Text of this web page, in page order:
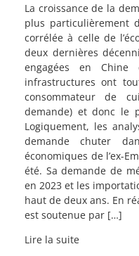
La croissance de la
plus particulièrement
corrélée à celle de
deux dernières
engagées en
infrastructures ont
consommateur de
demande) et donc le
Logiquement, les
demande chuter
économiques de l’ex-
été. Sa demande de
en 2023 et les
haut de deux ans. En
est soutenue par […]
Lire la suite